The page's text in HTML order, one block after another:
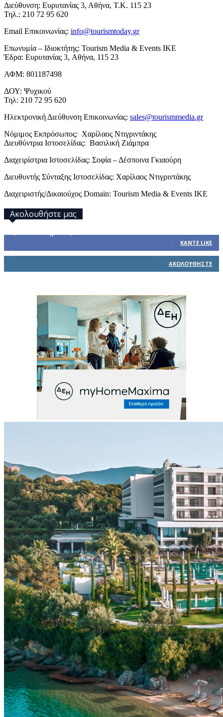
Διεύθυνση: Ευρυτανίας 3, Αθήνα, Τ.Κ. 115 23
Τηλ.: 210 72 95 620
Email Επικοινωνίας: info@tourismtoday.gr
Επωνυμία – Ιδιοκτήτης: Tourism Media & Events IKE
Έδρα: Ευρυτανίας 3, Αθήνα, 115 23
ΑΦΜ: 801187498
ΔΟΥ: Ψυχικού
Τηλ: 210 72 95 620
Ηλεκτρονική Διεύθυνση Επικοινωνίας: sales@tourismmedia.gr
Νόμιμος Εκπρόσωπος: Χαρίλαος Ντιγριντάκης
Διευθύντρια Ιστοσελίδας: Βασιλική Ζιάμπρα
Διαχειρίστρια Ιστοσελίδας: Σοφία – Δέσποινα Γκιαούρη
Διευθυντής Σύνταξης Ιστοσελίδας: Χαρίλαος Ντιγριντάκης
Διαχειριστής/Δικαιούχος Domain: Tourism Media & Events IKE
Ακολουθήστε μας
ΚΆΝΤΕ LIKE
ΑΚΟΛΟΥΘΉΣΤΕ